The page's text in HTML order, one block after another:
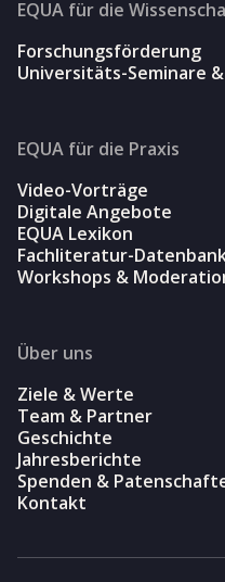
EQUA für die
Forschungsförderung
Universitäts-Seminare
EQUA für die Praxis
Video-Vorträge
Digitale Angebote
EQUA Lexikon
Fachliteratur-
Workshops &
Über uns
Ziele & Werte
Team & Partner
Geschichte
Jahresberichte
Spenden &
Kontakt